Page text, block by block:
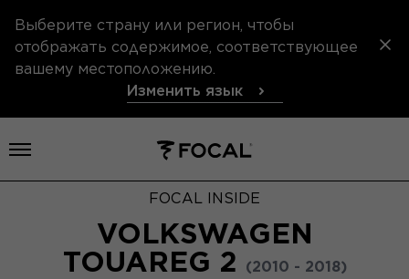
Выберите страну или регион, чтобы
отображать содержимое, соответствующее
вашему местоположению.
Изменить язык
Открыть меню
FOCAL INSIDE
VOLKSWAGEN
TOUAREG 2
(2010 - 2018)